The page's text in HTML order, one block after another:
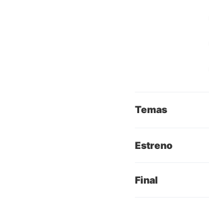
Temas
Estreno
Final